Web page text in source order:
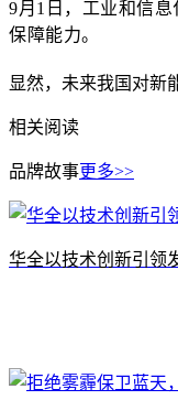
9月1日，工业和信
保障能力。
显然，未来我国对新
相关阅读
品牌故事更多>>
华全以技术创新引领